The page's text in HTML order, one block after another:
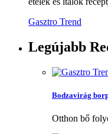
Gasztro Trend
Legújabb
Bodzavirág
Otthon bő